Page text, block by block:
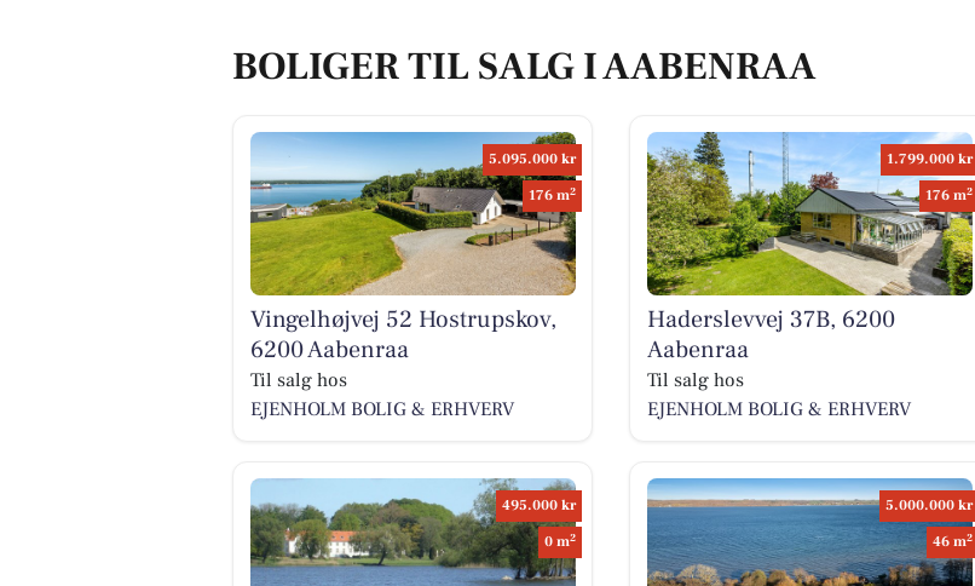
BOLIGER TIL SALG I AABENRAA
5.095.000 kr
176 m2
Vingelhøjvej 52 Hostrupskov,
6200 Aabenraa
Til salg hos
EJENHOLM BOLIG & ERHVERV
1.799.000 kr
176 m2
Haderslevvej 37B, 6200
Aabenraa
Til salg hos
EJENHOLM BOLIG & ERHVERV
495.000 kr
0 m2
5.000.000 kr
46 m2